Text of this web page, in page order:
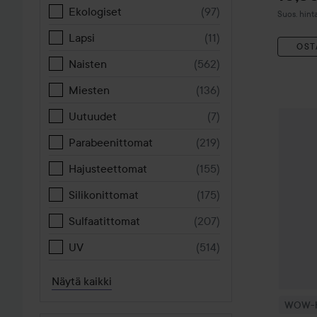
Ekologiset (97)
Lapsi
(11)
Naisten
(562)
Miesten
(136)
Uutuudet
(7)
Parabeenittomat
(219)
Hajusteettomat
(155)
Silikonittomat
(175)
Sulfaatittomat
(207)
UV
(514)
Näytä kaikki
Suos.
Suositeltu
WOW-